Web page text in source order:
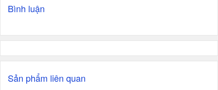
Bình luận
Sản phẩm liên quan